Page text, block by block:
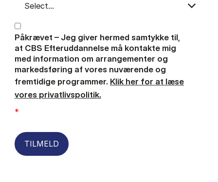
Påkrævet – Jeg giver hermed samtykke til,
at CBS Efteruddannelse må kontakte mig
med information om arrangementer og
markedsføring af vores nuværende og
fremtidige programmer. Klik her for at læse
vores privatlivspolitik.
*
TILMELD